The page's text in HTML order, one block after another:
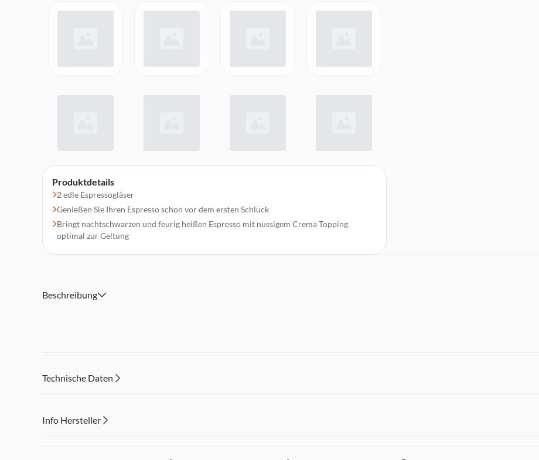
Produktdetails
2 edle Espressogläser
Genießen Sie Ihren Espresso schon vor dem ersten Schlück
Bringt nachtschwarzen und feurig heißen Espresso mit nussigem Crema Topping
optimal zur Geltung
Beschreibung
Technische Daten
Info Hersteller